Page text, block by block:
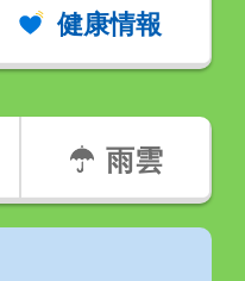
健康情報
雨雲